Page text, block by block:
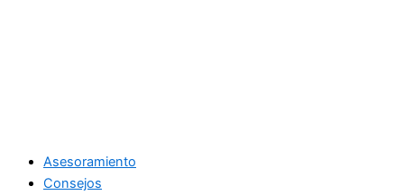
Asesoramiento
Consejos